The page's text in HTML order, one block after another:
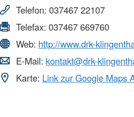
Telefon: 037467 22107
Telefax: 037467 669760
Web: http://www.drk-
E-Mail: kontakt@drk-
Karte: Link zur Google Maps